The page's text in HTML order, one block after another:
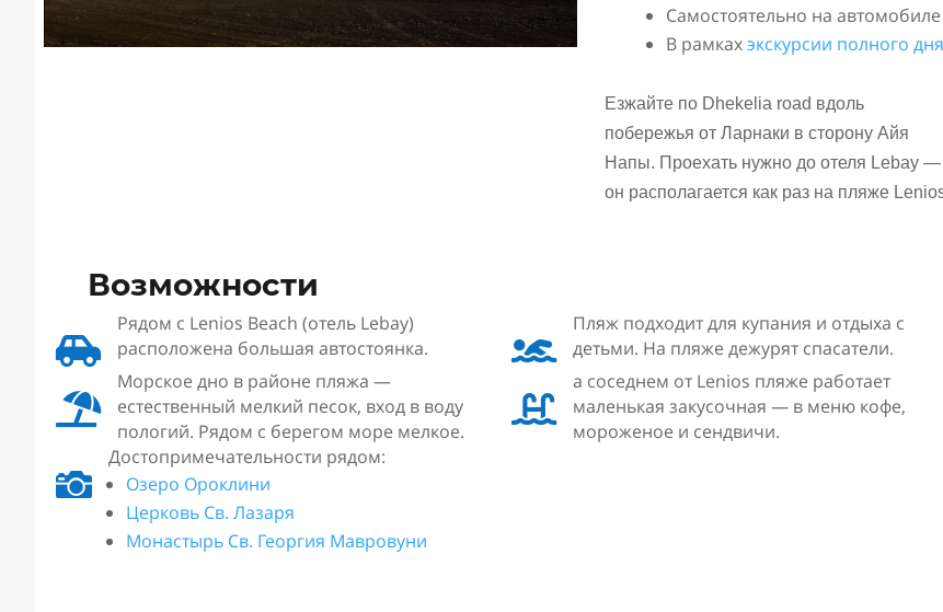
Самостоятельно на автомобиле
В рамкахэкскурсии полного дня
Езжайте по Dhekelia road вдоль
побережья от Ларнаки в сторону Айя
Напы. Проехать нужно до отеля Lebay —
он располагается как раз на пляже
Возможности

Рядом с Lenios Beach (отель Lebay)
расположена большая автостоянка.

Морское дно в районе пляжа —
естественный мелкий песок, вход в воду
пологий. Рядом с берегом море мелкое.

Достопримечательности рядом:
Озеро Ороклини
Церковь Св. Лазаря
Монастырь Св. Георгия Мавровуни

Пляж подходит для купания и отдыха с
детьми. На пляже дежурят спасатели.

а соседнем от Lenios пляже работает
маленькая закусочная — в меню кофе,
мороженое и сендвичи.